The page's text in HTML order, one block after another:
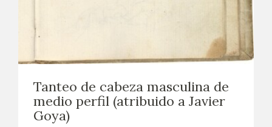
Tanteo de cabeza masculina de
medio perfil (atribuido a Javier
Goya)